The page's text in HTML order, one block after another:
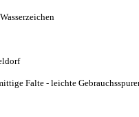
Falte - leichte